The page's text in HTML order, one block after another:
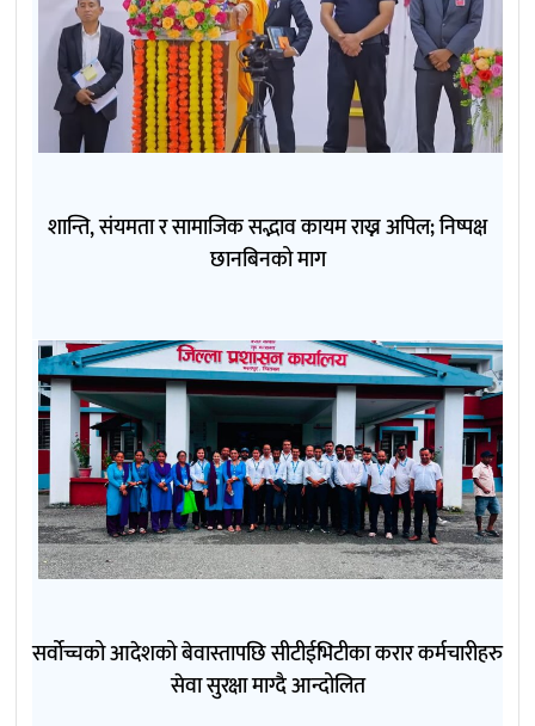
शान्ति, संयमता र सामाजिक सद्भाव कायम राख्न अपिल; निष्पक्ष
छानबिनको माग
सर्वोच्चको आदेशको बेवास्तापछि सीटीईभिटीका करार कर्मचारीहरु
सेवा सुरक्षा माग्दै आन्दोलित